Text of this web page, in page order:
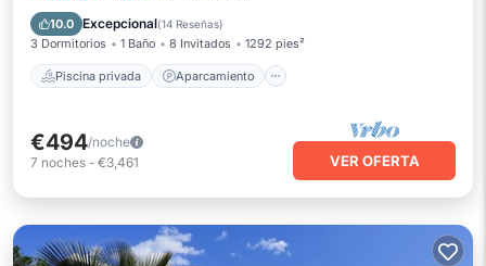
10.0 Excepcional(14 Reseñas)
3 Dormitorios 1 Baño 8 Invitados 1292 pies²
Piscina privada Aparcamiento
Piscina
Balcón/Terraza
€494/noche
7 noches - €3,461 VER OFERTA